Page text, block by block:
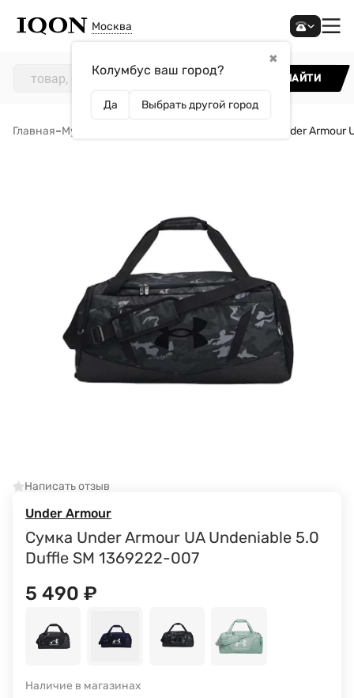
Москва
✖
Колумбус ваш город?
Да Выбрать другой город
НАЙТИ
Главная–Мужчинам Сумка Under Armour
Написать отзыв
Under Armour
Сумка Under Armour UA Undeniable 5.0
Duffle SM 1369222-007
5 490 ₽
Наличие в магазинах